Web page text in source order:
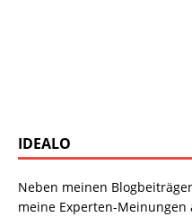
IDEALO
Neben meinen
meine Experten-Meinungen